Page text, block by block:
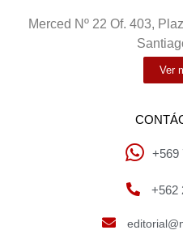
Merced Nº 22 Of. 403,
Ver
+569
+562